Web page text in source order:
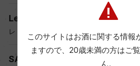
Les Domaines C.G.R.
レ・ドメーヌ・セー・ジェー・エール
SAS Despagne
このサイトはお酒に関する情報
ますので、 20歳未満の方はご
ん。